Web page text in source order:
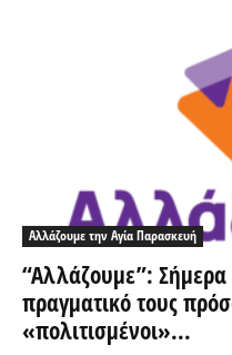
Αλλάζουμε την Αγία Παρασκευή
“Αλλάζουμε”: Σήμερα
πραγματικό τους
«πολιτισμένοι»...